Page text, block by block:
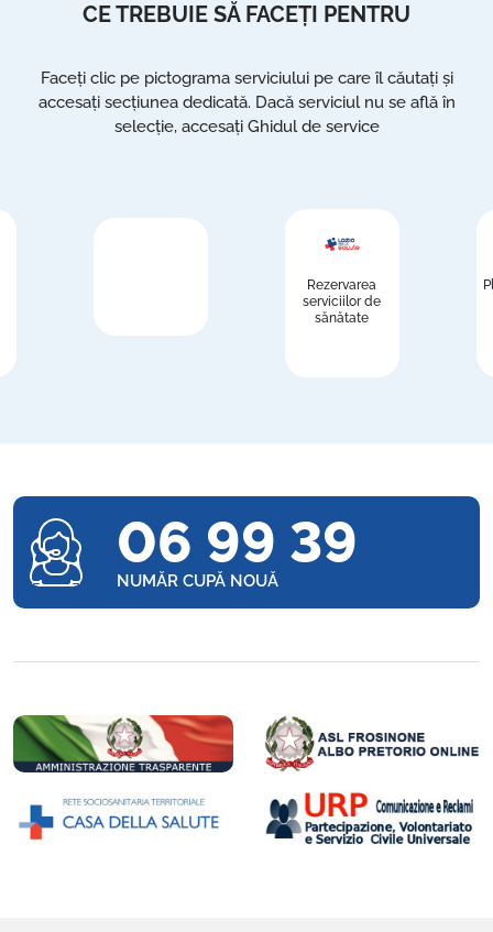
CE TREBUIE SĂ FACEȚI PENTRU
Faceți clic pe pictograma serviciului pe care îl căutați și
accesați secțiunea dedicată. Dacă serviciul nu se află în
selecție, accesați Ghidul de service
Rezervarea
serviciilor de
sănătate
06 99 39
NUMĂR CUPĂ NOUĂ